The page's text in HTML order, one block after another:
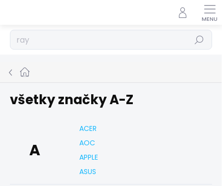
Hľadať
Domov
všetky značky A-Z
A
ACER
AOC
APPLE
ASUS